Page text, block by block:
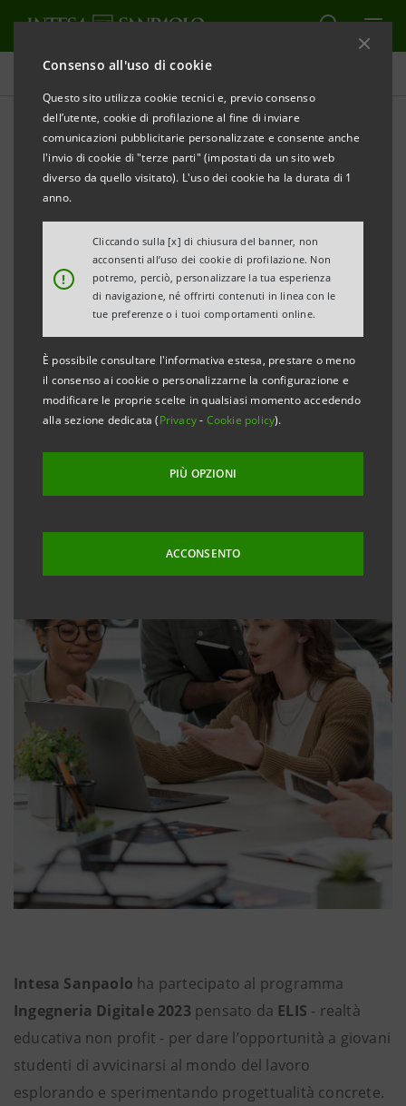
Consenso all'uso di cookie
Questo sito utilizza cookie tecnici e, previo consenso
dell’utente, cookie di profilazione al fine di inviare
comunicazioni pubblicitarie personalizzate e consente anche
l'invio di cookie di "terze parti" (impostati da un sito web
diverso da quello visitato). L'uso dei cookie ha la durata di 1
anno.
!
Cliccando sulla [x] di chiusura del banner, non
acconsenti all’uso dei cookie di profilazione. Non
potremo, perciò, personalizzare la tua esperienza
di navigazione, né offrirti contenuti in linea con le
tue preferenze o i tuoi comportamenti online.
È possibile consultare l'informativa estesa, prestare o meno
il consenso ai cookie o personalizzarne la configurazione e
modificare le proprie scelte in qualsiasi momento accedendo
alla sezione dedicata (Privacy- Cookie policy).
PIÙ OPZIONI
ACCONSENTO
Tutti i progetti
EDUCAZIONE
Formazione con ELIS in
Ingegneria Digitale al PoliMi
Intesa Sanpaolo ha partecipato al programma
Ingegneria Digitale 2023 pensato da ELIS - realtà
educativa non profit - per dare l’opportunità a giovani
studenti di avvicinarsi al mondo del lavoro
esplorando e sperimentando progettualità concrete.